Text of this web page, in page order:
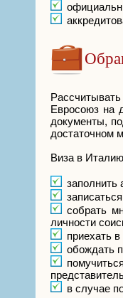
Евросоюз на
документы,
достаточном
Виза в
заполнить
собрать
личности
приехать
обождать
в случае